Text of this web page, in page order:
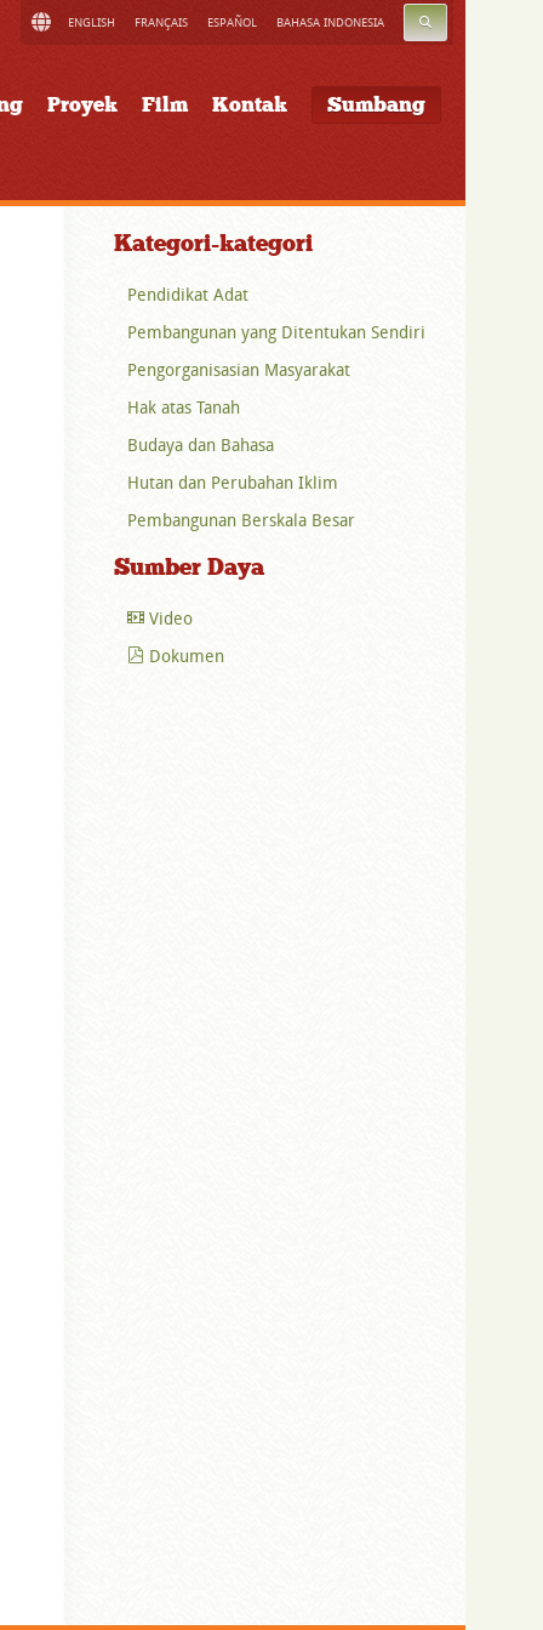
ENGLISH FRANÇAIS ESPAÑOL BAHASA INDONESIA CARI
Proyek Film Kontak Sumbang
Kategori-kategori
Pendidikat Adat
Pembangunan yang Ditentukan Sendiri
Pengorganisasian Masyarakat
Hak atas Tanah
Budaya dan Bahasa
Hutan dan Perubahan Iklim
Pembangunan Berskala Besar
Sumber Daya
Video
Dokumen